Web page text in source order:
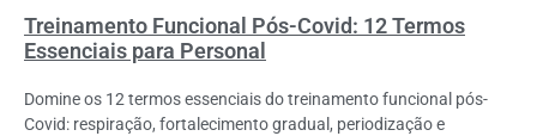
Treinamento Funcional Pós-Covid: 12 Termos
Essenciais para Personal
Domine os 12 termos essenciais do treinamento funcional pós-
Covid: respiração, fortalecimento gradual, periodização e